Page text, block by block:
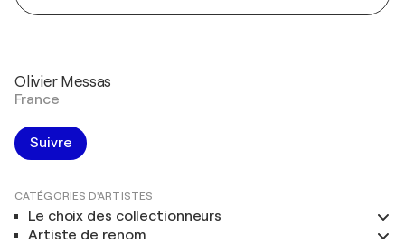
Olivier Messas
France
Suivre
CATÉGORIES D'ARTISTES
Le choix des collectionneurs
Artiste de renom